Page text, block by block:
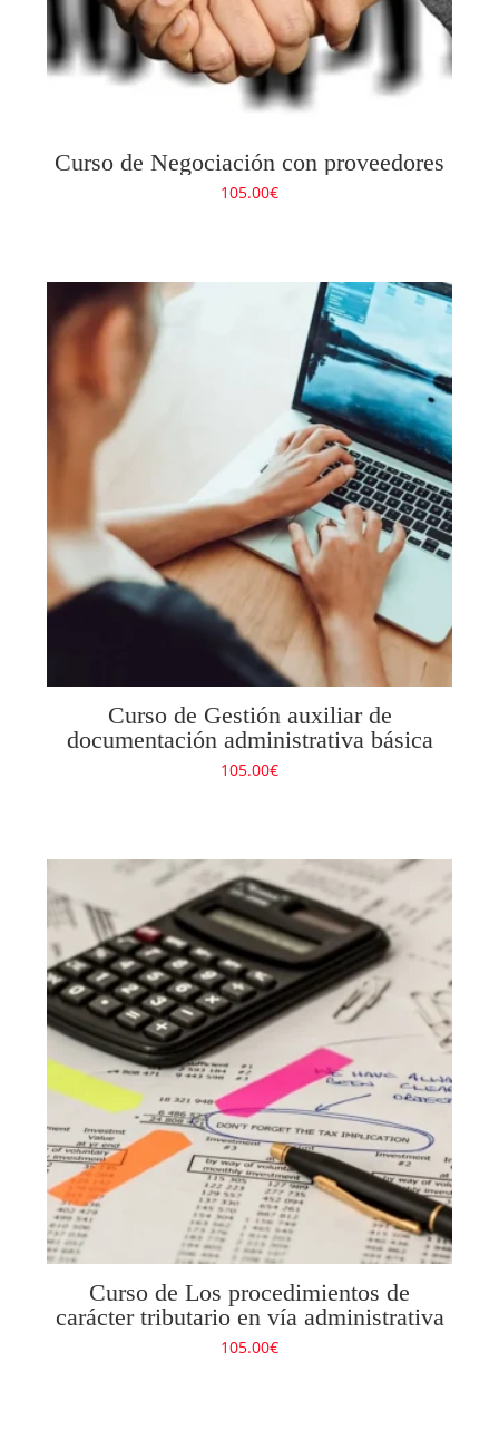
Curso de Negociación con proveedores
105.00€
Curso de Gestión auxiliar de
documentación administrativa básica
105.00€
Curso de Los procedimientos de
carácter tributario en vía administrativa
105.00€